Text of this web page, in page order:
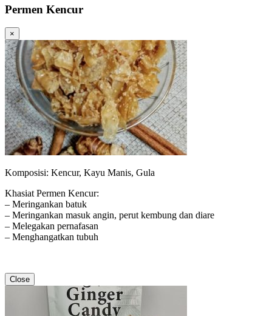
Permen Kencur
×
Komposisi: Kencur, Kayu Manis, Gula
Khasiat Permen Kencur:
– Meringankan batuk
– Meringankan masuk angin, perut kembung dan diare
– Melegakan pernafasan
– Menghangatkan tubuh
Close